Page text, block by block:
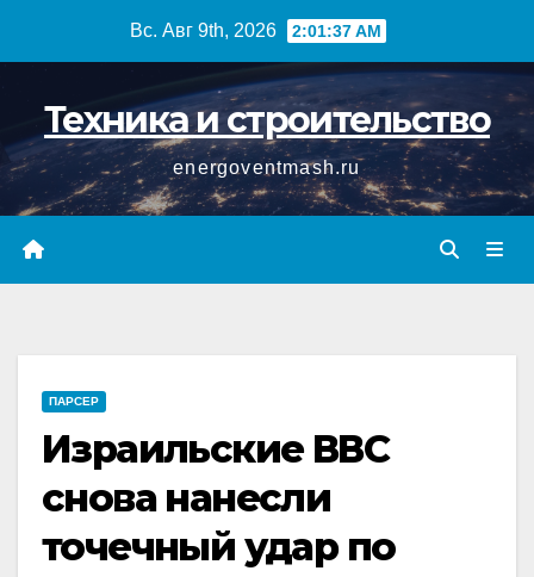
Вс. Авг 9th, 2026 2:01:37 AM
Техника и строительство
energoventmash.ru
ПАРСЕР
Израильские ВВС
снова нанесли
точечный удар по